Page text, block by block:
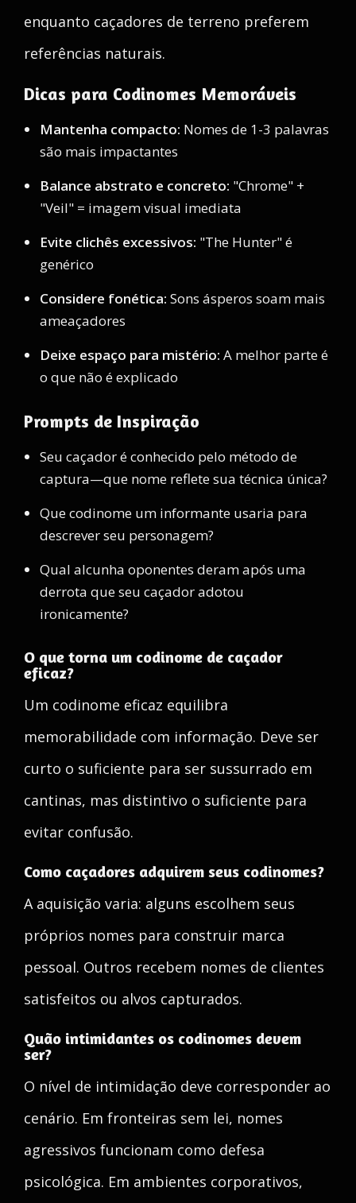
enquanto caçadores de terreno preferem
referências naturais.
Dicas para Codinomes Memoráveis
Mantenha compacto: Nomes de 1-3 palavras
são mais impactantes
Balance abstrato e concreto: "Chrome" +
"Veil" = imagem visual imediata
Evite clichês excessivos: "The Hunter" é
genérico
Considere fonética: Sons ásperos soam mais
ameaçadores
Deixe espaço para mistério: A melhor parte é
o que não é explicado
Prompts de Inspiração
Seu caçador é conhecido pelo método de
captura—que nome reflete sua técnica única?
Que codinome um informante usaria para
descrever seu personagem?
Qual alcunha oponentes deram após uma
derrota que seu caçador adotou
ironicamente?
O que torna um codinome de caçador
eficaz?
Um codinome eficaz equilibra
memorabilidade com informação. Deve ser
curto o suficiente para ser sussurrado em
cantinas, mas distintivo o suficiente para
evitar confusão.
Como caçadores adquirem seus codinomes?
A aquisição varia: alguns escolhem seus
próprios nomes para construir marca
pessoal. Outros recebem nomes de clientes
satisfeitos ou alvos capturados.
Quão intimidantes os codinomes devem
ser?
O nível de intimidação deve corresponder ao
cenário. Em fronteiras sem lei, nomes
agressivos funcionam como defesa
psicológica. Em ambientes corporativos,